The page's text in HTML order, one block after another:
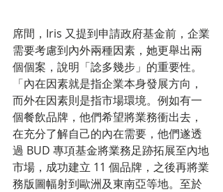
席間，Iris 又提到申請政府基金前，企業
需要考慮到內外兩種因素，她更舉出兩
個個案，說明「諗多幾步」的重要性。
「內在因素就是指企業本身發展方向，
而外在因素則是指市場環境。例如有一
個餐飲品牌，他們希望將業務衝出去，
在充分了解自己的內在需要，他們遂透
過 BUD 專項基金將業務足跡拓展至內地
市場，成功建立 11 個品牌，之後再將業
務版圖幅射到歐洲及東南亞等地。至於